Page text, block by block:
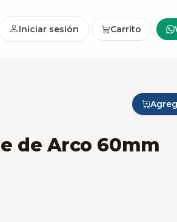
Iniciar sesión Carrito
de Arco 60mm